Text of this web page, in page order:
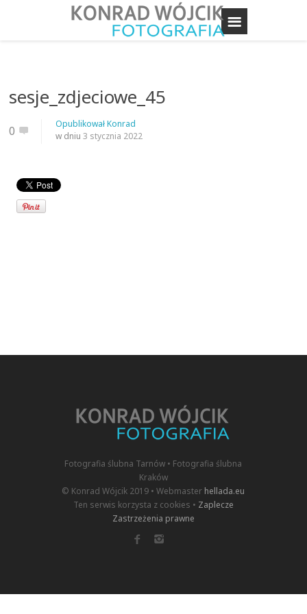
sesje_zdjeciowe_45
0 OpublikowałKonrad
w dniu3 stycznia 2022
Fotografia ślubna Tarnów • Fotografia ślubna
Kraków
© Konrad Wójcik 2019 • Webmaster hellada.eu
Ten serwis korzysta z cookies • Zaplecze
Zastrzeżenia prawne